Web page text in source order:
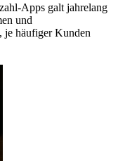
Apps galt jahrelang
und
je häufiger Kunden